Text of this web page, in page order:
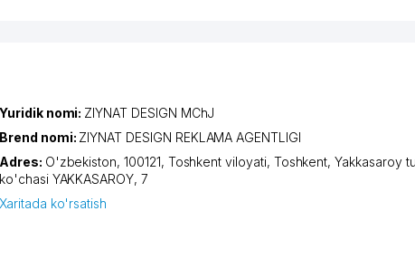
Yuridik nomi: ZIYNAT DESIGN MChJ
Brend nomi: ZIYNAT DESIGN REKLAMA AGENTLIGI
Adres: O'zbekiston, 100121, Toshkent viloyati, Toshkent,Yakkasaroy
ko'chasi YAKKASAROY, 7
Xaritada ko'rsatish